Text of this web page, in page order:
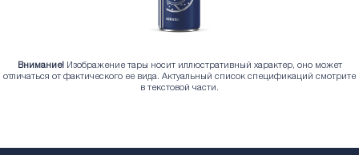
Внимание! Изображение тары носит иллюстративный характер, оно может
отличаться от фактического ее вида. Актуальный список спецификаций смотрите
в текстовой части.